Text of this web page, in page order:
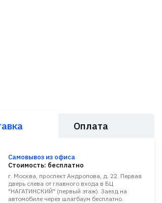
Оплата
Самовывоз из офиса
Стоимость: бесплатно
г. Москва, проспект Андропова, д. 22. Первая
дверь слева от главного входа в БЦ
"НАГАТИНСКИЙ" (первый этаж). Заезд на
автомобиле через шлагбаум бесплатно.